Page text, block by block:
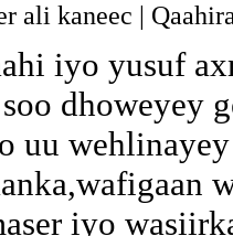
ali kaneec |
iyo yusuf
dhoweyey
uu
iyo